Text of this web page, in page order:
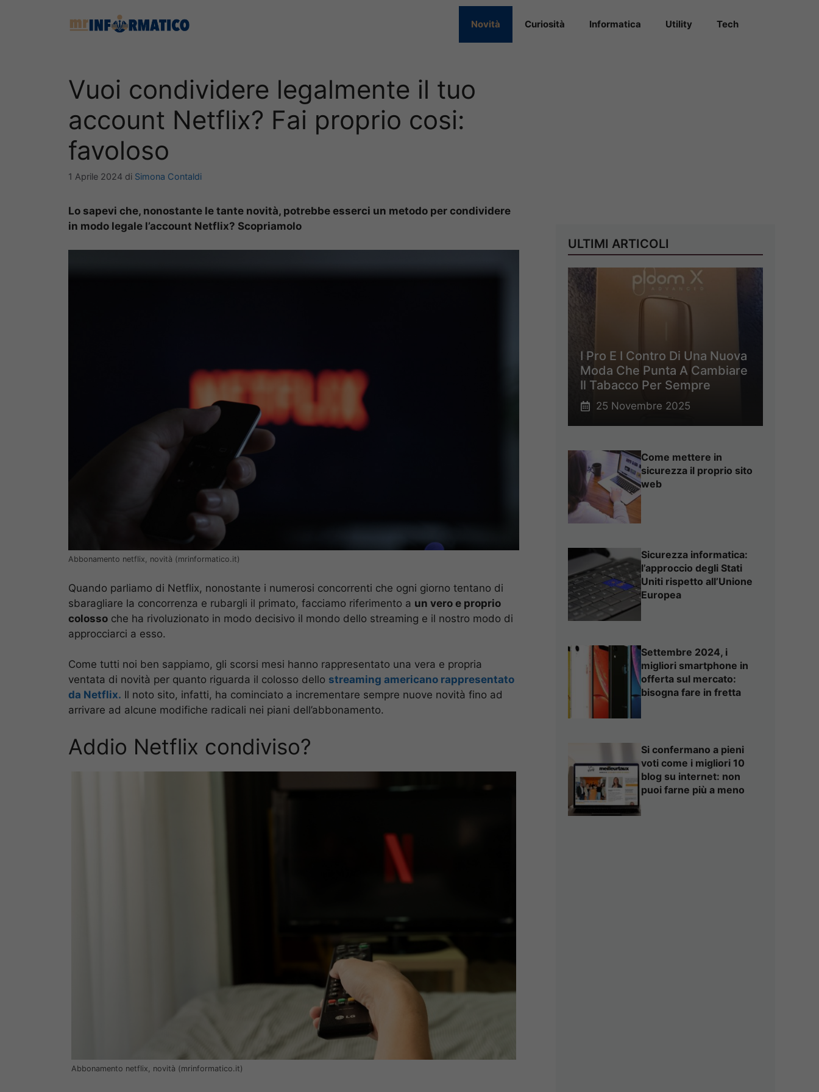
Novità Curiosità Informatica Utility Tech
Vuoi condividere legalmente il tuo
account Netflix? Fai proprio cosi:
favoloso
1 Aprile 2024 di Simona Contaldi
Lo sapevi che, nonostante le tante novità, potrebbe esserci un metodo per condividere
in modo legale l’account Netflix? Scopriamolo
Abbonamento netflix, novità (mrinformatico.it)
Quando parliamo di Netflix, nonostante i numerosi concorrenti che ogni giorno tentano di
sbaragliare la concorrenza e rubargli il primato, facciamo riferimento a un vero e proprio
colosso che ha rivoluzionato in modo decisivo il mondo dello streaming e il nostro modo di
approcciarci a esso.
Come tutti noi ben sappiamo, gli scorsi mesi hanno rappresentato una vera e propria
ventata di novità per quanto riguarda il colosso dello streaming americano rappresentato
da Netflix. Il noto sito, infatti, ha cominciato a incrementare sempre nuove novità fino ad
arrivare ad alcune modifiche radicali nei piani dell’abbonamento.
Addio Netflix condiviso?
Abbonamento netflix, novità (mrinformatico.it)
ULTIMI ARTICOLI
I Pro E I Contro Di Una Nuova
Moda Che Punta A Cambiare
Il Tabacco Per Sempre
25 Novembre 2025
Come mettere in
sicurezza il proprio sito
web
Sicurezza informatica:
l’approccio degli Stati
Uniti rispetto all’Unione
Europea
Settembre 2024, i
migliori smartphone in
offerta sul mercato:
bisogna fare in fretta
Si confermano a pieni
voti come i migliori 10
blog su internet: non
puoi farne più a meno